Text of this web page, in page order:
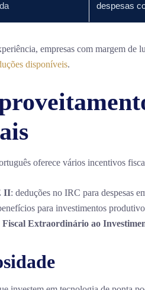
despesas
empresas com margem de
disponíveis.
oferece vários incentivos
II: deduções no IRC para despesas
para investimentos
Extraordinário ao